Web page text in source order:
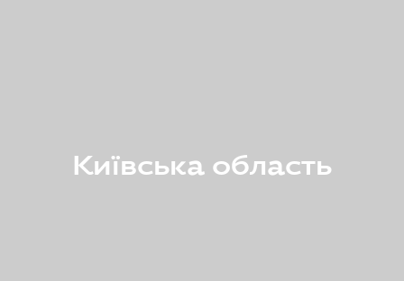
Київська область